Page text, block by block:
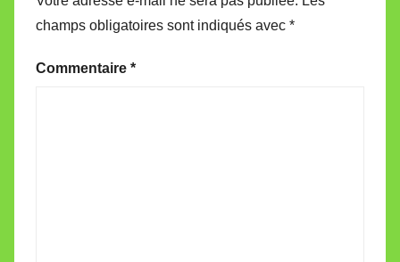
champs obligatoires sont indiqués avec *
Commentaire *